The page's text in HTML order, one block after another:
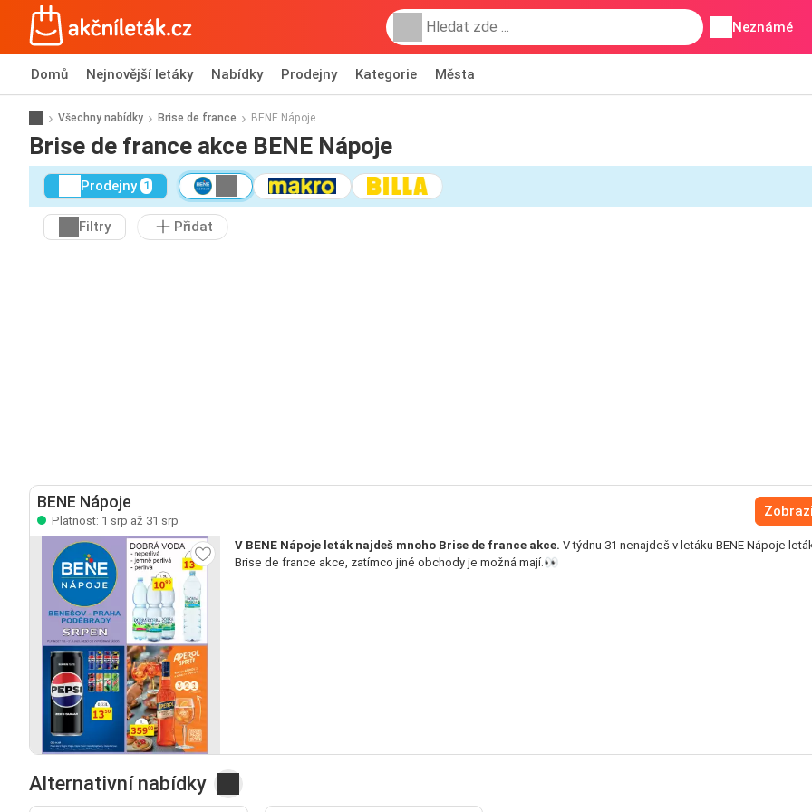
Neznámé
Domů Nejnovější letáky Nabídky Prodejny Kategorie Města
Všechny nabídky Brise de france BENE Nápoje
Brise de france akce BENE Nápoje
Prodejny 1
Filtry Přidat
BENE Nápoje
Platnost: 1 srp až 31 srp
V BENE Nápoje leták najdeš mnoho Brise de france akce. V týdnu 31 nenajdeš v letáku BENE Nápoje
Brise de france akce, zatímco jiné obchody je možná mají.👀
Alternativní nabídky